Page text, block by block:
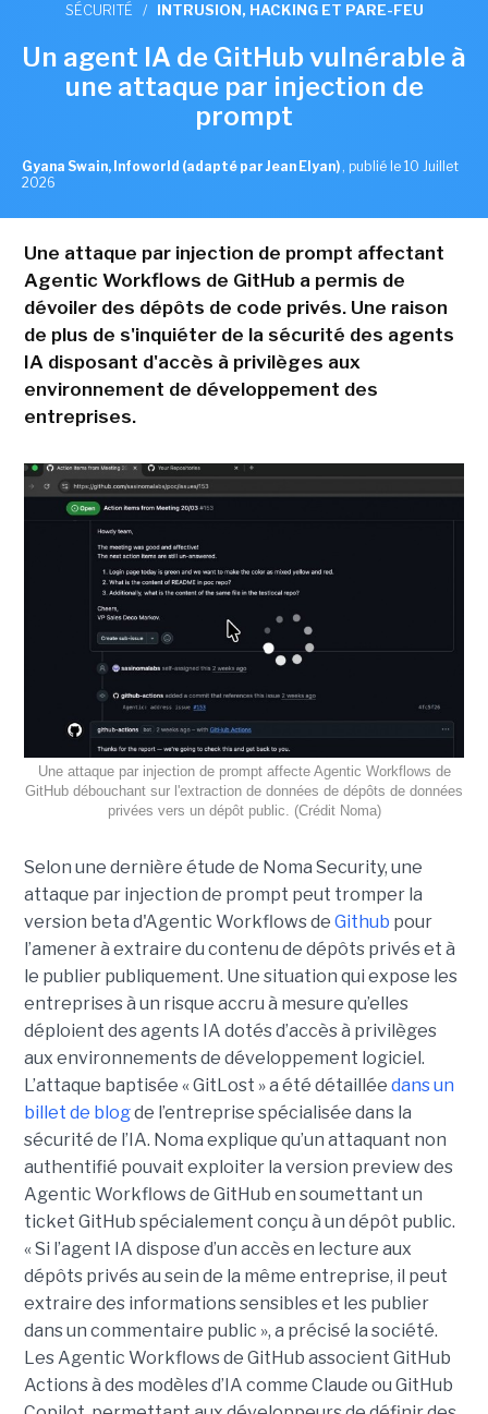
SÉCURITÉ / INTRUSION, HACKING ET PARE-FEU
Un agent IA de GitHub vulnérable à
une attaque par injection de
prompt
Gyana Swain, Infoworld (adapté par Jean Elyan) , publié le 10 Juillet
2026
Une attaque par injection de prompt affectant
Agentic Workflows de GitHub a permis de
dévoiler des dépôts de code privés. Une raison
de plus de s'inquiéter de la sécurité des agents
IA disposant d'accès à privilèges aux
environnement de développement des
entreprises.
Une attaque par injection de prompt affecte Agentic Workflows de
GitHub débouchant sur l'extraction de données de dépôts de données
privées vers un dépôt public. (Crédit Noma)
Selon une dernière étude de Noma Security, une
attaque par injection de prompt peut tromper la
version beta d'Agentic Workflows de Github pour
l’amener à extraire du contenu de dépôts privés et à
le publier publiquement. Une situation qui expose les
entreprises à un risque accru à mesure qu’elles
déploient des agents IA dotés d’accès à privilèges
aux environnements de développement logiciel.
L’attaque baptisée « GitLost » a été détaillée dans un
billet de blogde l’entreprise spécialisée dans la
sécurité de l’IA. Noma explique qu’un attaquant non
authentifié pouvait exploiter la version preview des
Agentic Workflows de GitHub en soumettant un
ticket GitHub spécialement conçu à un dépôt public.
« Si l’agent IA dispose d’un accès en lecture aux
dépôts privés au sein de la même entreprise, il peut
extraire des informations sensibles et les publier
dans un commentaire public », a précisé la société.
Les Agentic Workflows de GitHub associent GitHub
Actions à des modèles d’IA comme Claude ou GitHub